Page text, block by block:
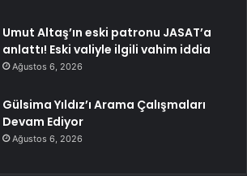
Umut Altaş’ın eski patronu JASAT’a
anlattı! Eski valiyle ilgili vahim iddia
Ağustos 6, 2026
Gülsima Yıldız’ı Arama Çalışmaları
Devam Ediyor
Ağustos 6, 2026